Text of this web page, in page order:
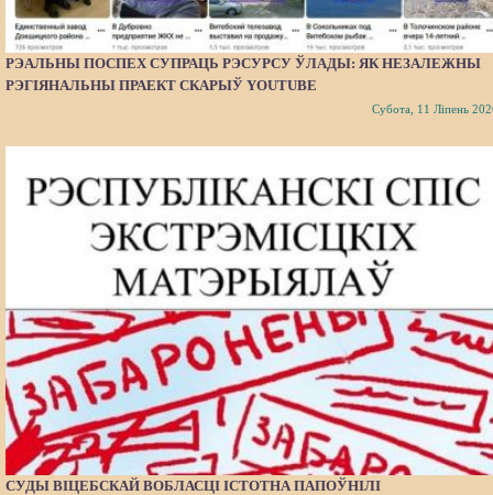
РЭАЛЬНЫ ПОСПЕХ СУПРАЦЬ РЭСУРСУ ЎЛАДЫ: ЯК НЕЗАЛЕЖНЫ
РЭГІЯНАЛЬНЫ ПРАЕКТ СКАРЫЎ YOUTUBE
Субота, 11 Ліпень
СУДЫ ВІЦЕБСКАЙ ВОБЛАСЦІ ІСТОТНА ПАПОЎНІЛІ